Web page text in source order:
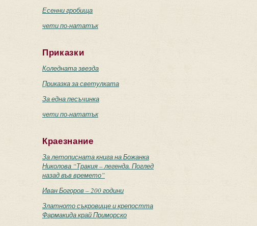
Есенни гробища
чети по-нататък
Приказки
Коледната звезда
Приказка за светулката
За една песъчинка
чети по-нататък
Краезнание
За летописната книга на Божанка
Николова “Тракия – легенда. Поглед
назад във времето”
Иван Богоров – 200 години
Златното съкровище и крепостта
Фармакида край Приморско